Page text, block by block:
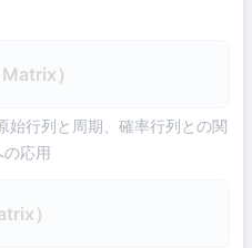
）
始行列と周期、確率行列との関
応用
）